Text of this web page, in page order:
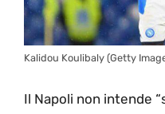
Kalidou Koulibaly (Getty
Il Napoli non intende